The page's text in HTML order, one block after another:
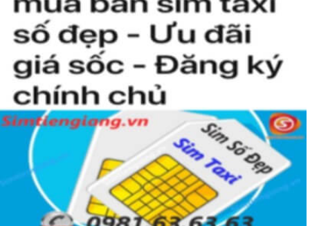
kiện để sở hữu một sim tứ quý 2 này, bởi vậy chỉ cần nhìn vào
người khác cũng sẽ biết được vị trí của bạn trong xã hội là như thế
nào rồi?